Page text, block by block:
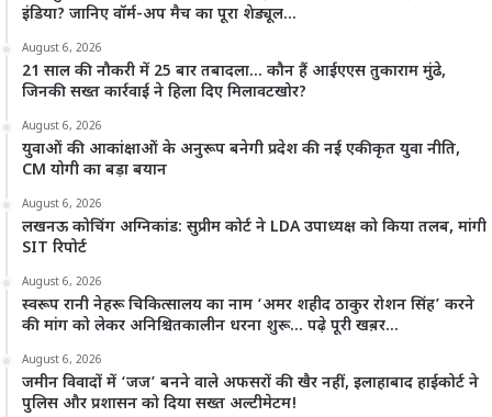
इंडिया? जानिए वॉर्म-अप मैच का पूरा शेड्यूल…
August 6, 2026
21 साल की नौकरी में 25 बार तबादला… कौन हैं आईएएस तुकाराम मुंढे,
जिनकी सख्त कार्रवाई ने हिला दिए मिलावटखोर?
August 6, 2026
युवाओं की आकांक्षाओं के अनुरूप बनेगी प्रदेश की नई एकीकृत युवा नीति,
CM योगी का बड़ा बयान
August 6, 2026
लखनऊ कोचिंग अग्निकांड: सुप्रीम कोर्ट ने LDA उपाध्यक्ष को किया तलब, मांगी
SIT रिपोर्ट
August 6, 2026
स्वरूप रानी नेहरू चिकित्सालय का नाम ‘अमर शहीद ठाकुर रोशन सिंह’ करने
की मांग को लेकर अनिश्चितकालीन धरना शुरू… पढ़े पूरी खब़र…
August 6, 2026
जमीन विवादों में ‘जज’ बनने वाले अफसरों की खैर नहीं, इलाहाबाद हाईकोर्ट ने
पुलिस और प्रशासन को दिया सख्त अल्टीमेटम!